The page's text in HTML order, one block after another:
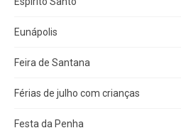
Eunápolis
Feira de Santana
Férias de julho com crianças
Festa da Penha